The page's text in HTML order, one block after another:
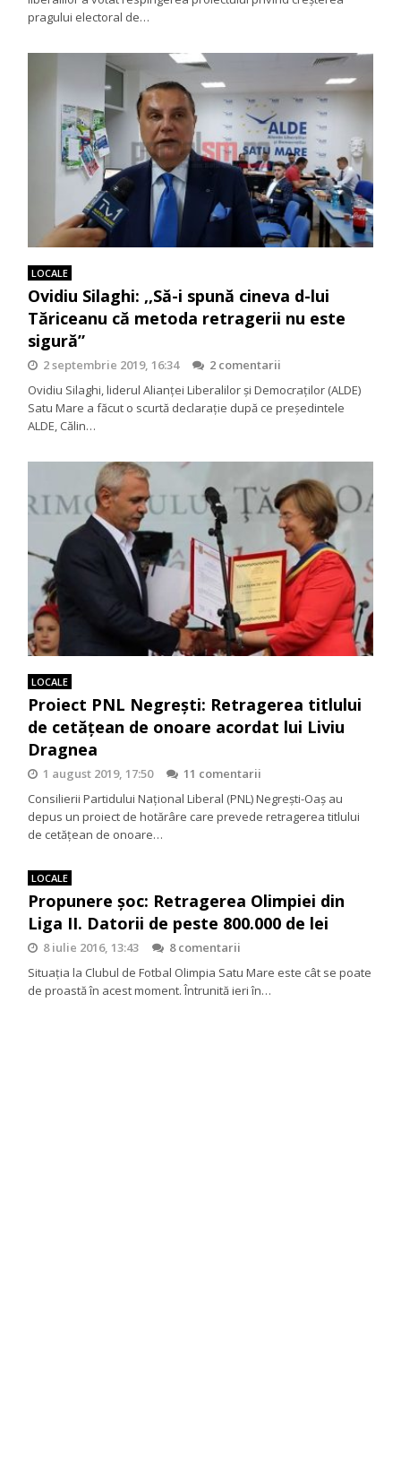
pragului electoral de…
LOCALE
Ovidiu Silaghi: ,,Să-i spună cineva d-lui
Tăriceanu că metoda retragerii nu este
sigură”
2 septembrie 2019, 16:34
2 comentarii
Ovidiu Silaghi, liderul Alianței Liberalilor și Democraților (ALDE)
Satu Mare a făcut o scurtă declarație după ce președintele
ALDE, Călin…
LOCALE
Proiect PNL Negrești: Retragerea titlului
de cetățean de onoare acordat lui Liviu
Dragnea
1 august 2019, 17:50
11 comentarii
Consilierii Partidului Național Liberal (PNL) Negrești-Oaș au
depus un proiect de hotărâre care prevede retragerea titlului
de cetățean de onoare…
LOCALE
Propunere șoc: Retragerea Olimpiei din
Liga II. Datorii de peste 800.000 de lei
8 iulie 2016, 13:43
8 comentarii
Situația la Clubul de Fotbal Olimpia Satu Mare este cât se poate
de proastă în acest moment. Întrunită ieri în…